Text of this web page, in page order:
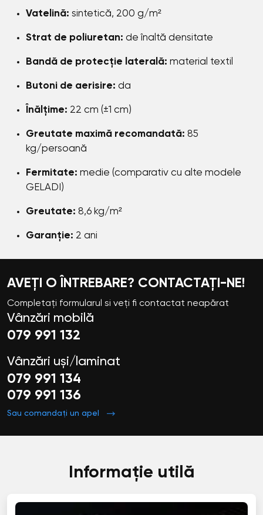
Vatelină: sintetică, 200 g/m²
Strat de poliuretan: de înaltă densitate
Bandă de protecție laterală: material textil
Butoni de aerisire: da
Înălțime: 22 cm (±1 cm)
Greutate maximă recomandată: 85
kg/persoană
Fermitate: medie (comparativ cu alte modele
GELADI)
Greutate: 8,6 kg/m²
Garanție: 2 ani
AVEȚI O ÎNTREBARE? CONTACTAȚI-NE!
Completați formularul si veți fi contactat neapărat
Vânzări mobilă
079 991 132
Vânzări uși/laminat
079 991 134
079 991 136
Sau comandați un apel
Informație utilă